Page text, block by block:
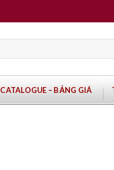
CATALOGUE – BẢNG GIÁ